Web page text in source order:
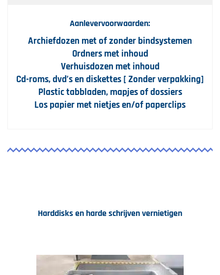
Aanlevervoorwaarden:
Archiefdozen met of zonder bindsystemen
Ordners met inhoud
Verhuisdozen met inhoud
Cd-roms, dvd’s en diskettes [ Zonder verpakking]
Plastic tabbladen, mapjes of dossiers
Los papier met nietjes en/of paperclips
Harddisks en harde schrijven vernietigen